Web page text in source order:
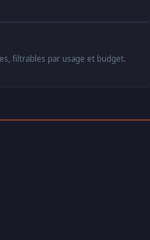
filtrables par usage et budget.